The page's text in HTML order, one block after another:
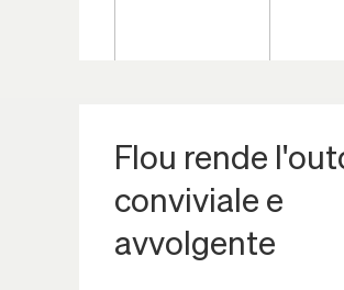
Flou rende
conviviale e
avvolgente